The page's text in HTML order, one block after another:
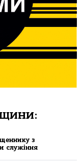
з
служіння